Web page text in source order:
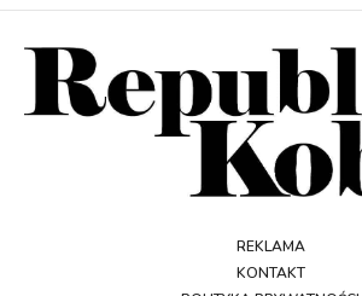
REKLAMA
KONTAKT